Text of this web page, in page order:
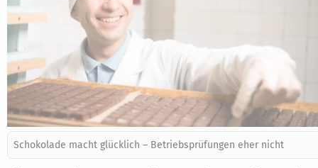
Schokolade macht glücklich – Betriebsprüfungen eher nicht